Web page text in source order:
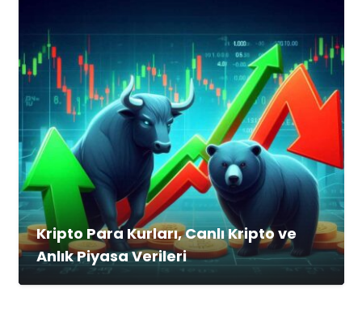
Kripto Para Kurları, Canlı Kripto ve
Anlık Piyasa Verileri